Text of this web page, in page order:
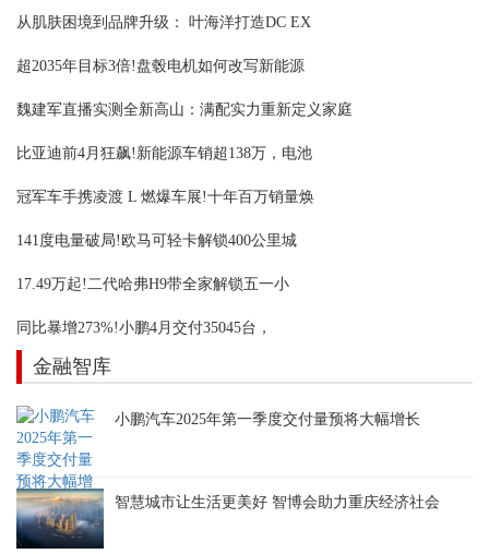
从肌肤困境到品牌升级： 叶海洋打造DC EX
超2035年目标3倍!盘毂电机如何改写新能源
魏建军直播实测全新高山：满配实力重新定义家庭
比亚迪前4月狂飙!新能源车销超138万，电池
冠军车手携凌渡 L 燃爆车展!十年百万销量焕
141度电量破局!欧马可轻卡解锁400公里城
17.49万起!二代哈弗H9带全家解锁五一小
同比暴增273%!小鹏4月交付35045台，
金融智库
小鹏汽车2025年第一季度交付量预将大幅增长
智慧城市让生活更美好 智博会助力重庆经济社会